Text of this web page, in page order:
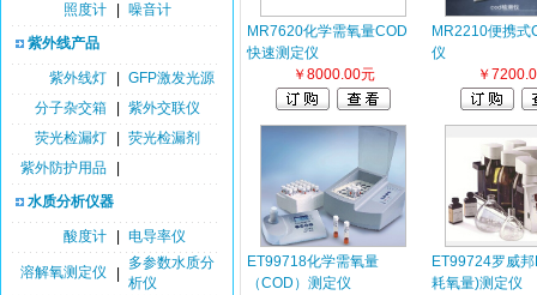
照度计
噪音计
紫外线产品
紫外线灯
GFP激发光源
分子杂交箱
紫外交联仪
荧光检漏灯
荧光检漏剂
紫外防护用品
水质分析仪器
酸度计 电导率仪
溶解氧测定仪
多参数水质分
析仪
MR7620化学需氧量COD
快速测定仪
￥8000.00元
MR2210便携式
仪
￥
ET99718化学需氧量
（COD）测定仪
ET99724罗威
耗氧量)测定仪